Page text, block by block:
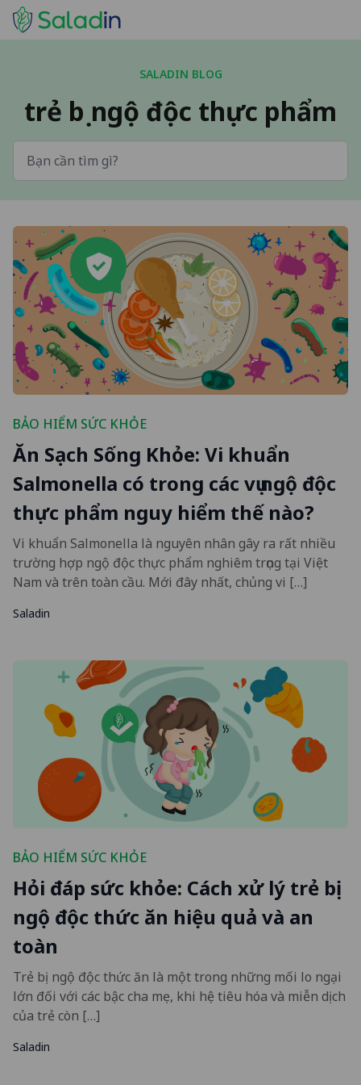
SALADIN BLOG
trẻ bị ngộ độc thực phẩm
BẢO HIỂM SỨC KHỎE
Ăn Sạch Sống Khỏe: Vi khuẩn
Salmonella có trong các vụ ngộ độc
thực phẩm nguy hiểm thế nào?
Vi khuẩn Salmonella là nguyên nhân gây ra rất nhiều
trường hợp ngộ độc thực phẩm nghiêm trọng tại Việt
Nam và trên toàn cầu. Mới đây nhất, chủng vi […]
Saladin
BẢO HIỂM SỨC KHỎE
Hỏi đáp sức khỏe: Cách xử lý trẻ bị
ngộ độc thức ăn hiệu quả và an
toàn
Trẻ bị ngộ độc thức ăn là một trong những mối lo ngại
lớn đối với các bậc cha mẹ, khi hệ tiêu hóa và miễn dịch
của trẻ còn […]
Saladin